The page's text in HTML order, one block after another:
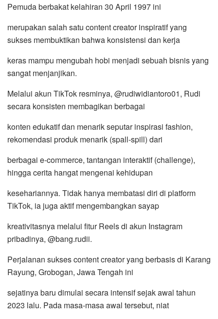
Pemuda berbakat kelahiran 30 April 1997 ini
merupakan salah satu content creator inspiratif yang
sukses membuktikan bahwa konsistensi dan kerja
keras mampu mengubah hobi menjadi sebuah bisnis yang
sangat menjanjikan.
Melalui akun TikTok resminya, @rudiwidiantoro01, Rudi
secara konsisten membagikan berbagai
konten edukatif dan menarik seputar inspirasi fashion,
rekomendasi produk menarik (spall-spill) dari
berbagai e-commerce, tantangan interaktif (challenge),
hingga cerita hangat mengenai kehidupan
kesehariannya. Tidak hanya membatasi diri di platform
TikTok, ia juga aktif mengembangkan sayap
kreativitasnya melalui fitur Reels di akun Instagram
pribadinya, @bang.rudii.
Perjalanan sukses content creator yang berbasis di Karang
Rayung, Grobogan, Jawa Tengah ini
sejatinya baru dimulai secara intensif sejak awal tahun
2023 lalu. Pada masa-masa awal tersebut, niat